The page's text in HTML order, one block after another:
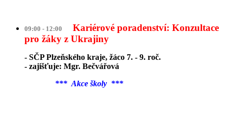
09:00 - 12:00
Kariérové poradenství: Konzultace
pro žáky z Ukrajiny
- SČP Plzeňského kraje, žáco 7. - 9. roč.
- zajišťuje: Mgr. Bečvářová
*** Akce školy ***